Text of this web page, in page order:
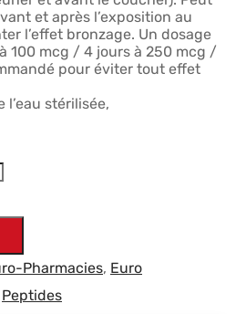
et après l’exposition au
l’effet bronzage. Un dosage
100 mcg / 4 jours à 250 mcg /
pour éviter tout effet
l’eau stérilisée,
Pharmacies, Euro
Peptides